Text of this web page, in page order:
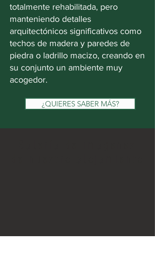
totalmente rehabilitada, pero
manteniendo detalles
arquitectónicos significativos como
techos de madera y paredes de
piedra o ladrillo macizo, creando en
su conjunto un ambiente muy
acogedor.
¿QUIERES SABER MÁS?